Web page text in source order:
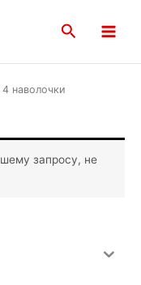
Поиск
Menu
наволочки
запросу, не